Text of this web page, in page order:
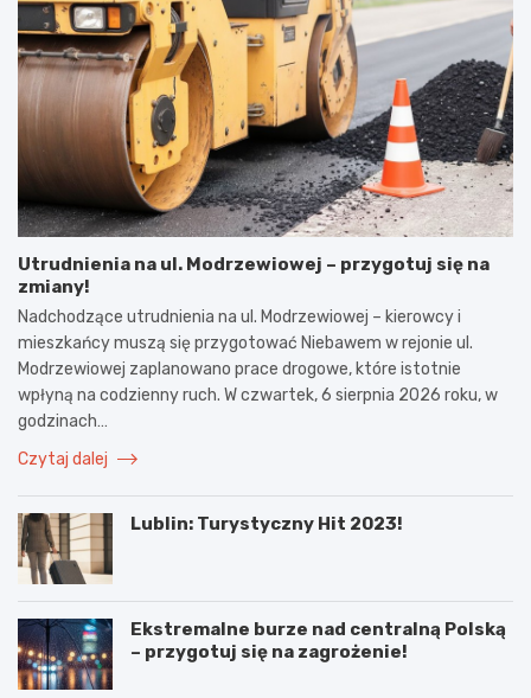
Utrudnienia na ul. Modrzewiowej – przygotuj się na
zmiany!
Nadchodzące utrudnienia na ul. Modrzewiowej – kierowcy i
mieszkańcy muszą się przygotować Niebawem w rejonie ul.
Modrzewiowej zaplanowano prace drogowe, które istotnie
wpłyną na codzienny ruch. W czwartek, 6 sierpnia 2026 roku, w
godzinach…
Czytaj dalej
Lublin: Turystyczny Hit 2023!
Ekstremalne burze nad centralną Polską
– przygotuj się na zagrożenie!